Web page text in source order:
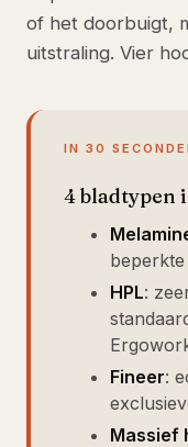
of het doorbuigt,
uitstraling. Vier
IN 30
4 bladtypen
HPL:
Fineer:
Massief